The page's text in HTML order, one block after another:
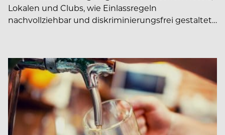
Lokalen und Clubs, wie Einlassregeln
nachvollziehbar und diskriminierungsfrei gestaltet…